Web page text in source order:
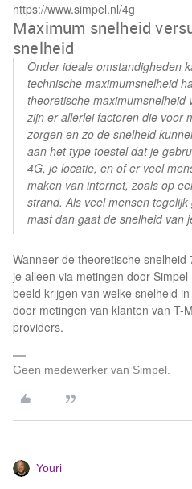
https://www.simpel.nl/4g
Maximum snelheid
snelheid
Onder ideale omstandigheden
technische maximumsnelheid
theoretische maximumsnelheid
zijn er allerlei factoren die voor
zorgen en zo de snelheid
aan het type toestel dat je
4G, je locatie, en of er veel
maken van internet, zoals op
strand. Als veel mensen
mast dan gaat de snelheid van
Wanneer de theoretische
je alleen via metingen door
beeld krijgen van welke snelheid
door metingen van klanten van T-
providers.
Geen medewerker van Simpel.
Youri